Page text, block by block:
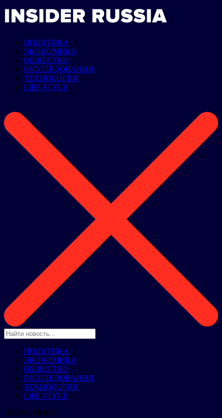
ПОЛИТИКА
ЭКОНОМИКА
ОБЩЕСТВО
РАССЛЕДОВАНИЯ
ТЕХНОЛОГИИ
LIFE STYLE
ПОЛИТИКА
ЭКОНОМИКА
ОБЩЕСТВО
РАССЛЕДОВАНИЯ
ТЕХНОЛОГИИ
LIFE STYLE
ЭКОНОМИКА